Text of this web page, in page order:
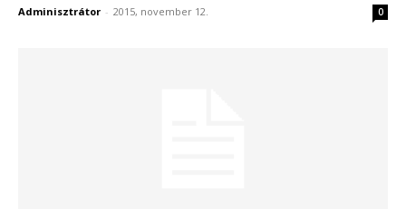
Adminisztrátor - 2015, november 12. 0